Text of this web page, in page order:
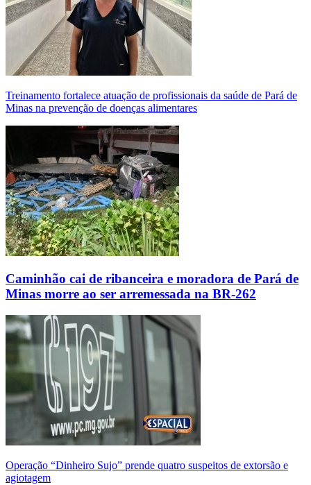
Treinamento fortalece atuação de profissionais da saúde de Pará de
Minas na prevenção de doenças alimentares
Caminhão cai de ribanceira e moradora de Pará de
Minas morre ao ser arremessada na BR-262
Operação “Dinheiro Sujo” prende quatro suspeitos de extorsão e
agiotagem